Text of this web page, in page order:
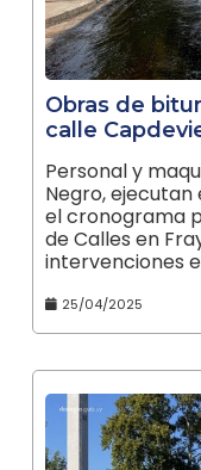
Obras de
calle
Personal y
Negro, ejecutan
el cronograma
de Calles en
intervenciones
25/04/2025